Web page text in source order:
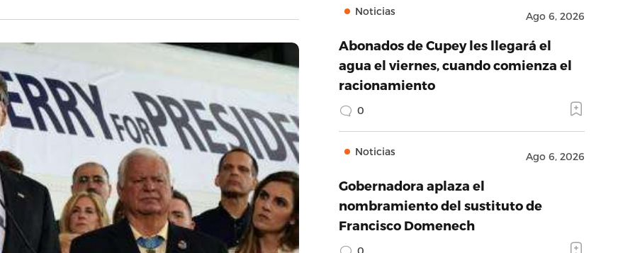
Noticias Ago 6, 2026
Abonados de Cupey les llegará el
agua el viernes, cuando comienza el
racionamiento
0
Noticias Ago 6, 2026
Gobernadora aplaza el
nombramiento del sustituto de
Francisco Domenech
0